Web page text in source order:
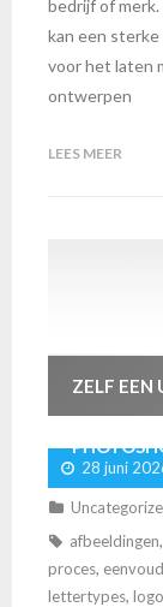
bedrijf of
kan een
voor het laten
ontwerpen
LEES MEER
ZELF EEN
28 juni
afbeeldingen,
proces,
lettertypes, logo